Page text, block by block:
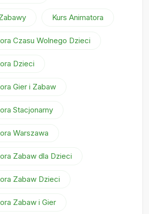
Kurs Animatora
Czasu Wolnego Dzieci
Dzieci
Gier i Zabaw
Stacjonarny
Warszawa
Zabaw dla Dzieci
Zabaw Dzieci
Zabaw i Gier